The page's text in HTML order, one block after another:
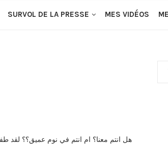
SURVOL DE LA PRESSE MES VIDÉOS
هل انتم معنا؟ ام انتم في نوم عميق؟؟